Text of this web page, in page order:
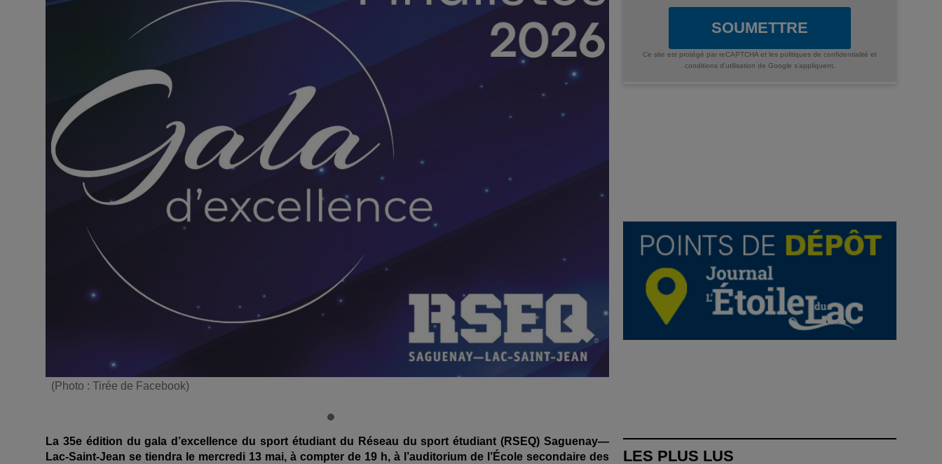
(Photo : Tirée de Facebook)
La 35e édition du gala d’excellence du sport étudiant du Réseau du sport étudiant (RSEQ) Saguenay—
Lac-Saint-Jean se tiendra le mercredi 13 mai, à compter de 19 h, à l’auditorium de l’École secondaire des
SOUMETTRE
Ce site est protégé par reCAPTCHA et les politiques de confidentialité et
conditions d'utilisation de Google s'appliquent.
LES PLUS LUS